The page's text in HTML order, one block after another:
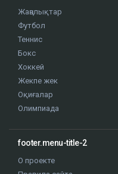
Жаңалықтар
Футбол
Теннис
Бокс
Хоккей
Жекпе жек
Оқиғалар
Олимпиада
footer.menu-title-2
О проекте